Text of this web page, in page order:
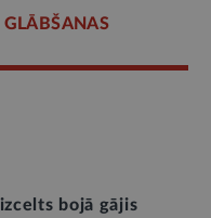
bojā gājis